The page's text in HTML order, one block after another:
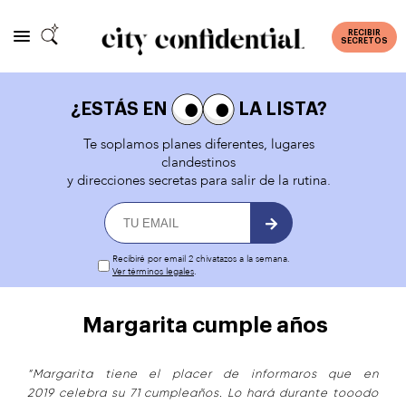
RECIBIR
SECRETOS
¿ESTÁS EN
LA LISTA?
Te soplamos planes diferentes, lugares
clandestinos
y direcciones secretas para salir de la rutina.
Recibiré por email 2 chivatazos a la semana.
Ver términos legales.
Margarita cumple años
“Margarita tiene el placer de informaros que en
2019 celebra su 71 cumpleaños. Lo hará durante tooodo